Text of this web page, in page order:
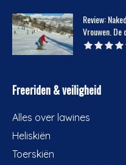
Review:
Vrouwen. De
Freeriden & veiligheid
Alles over lawines
Heliskiën
Toerskiën